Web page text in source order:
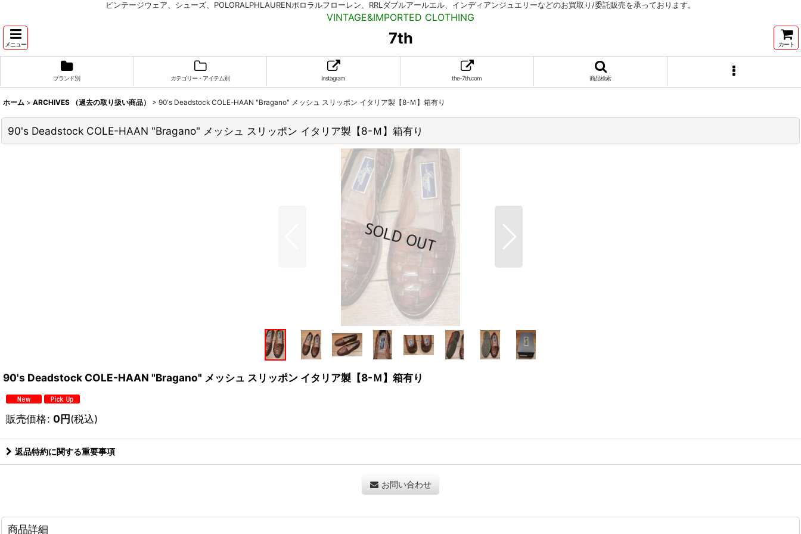
ビンテージウェア、シューズ、POLORALPHLAURENポロラルフローレン、RRLダブルアールエル、インディアンジュエリーなどのお買取り/委託販売を承っております。
VINTAGE&IMPORTED CLOTHING
メニュー 7th カート
ブランド別 カテゴリー・アイテム別 Instagram the-7th.com 商品検索
ホーム > ARCHIVES （過去の取り扱い商品） > 90's Deadstock COLE-HAAN "Bragano" メッシュ スリッポン イタリア製【8-Ｍ】箱有り
90's Deadstock COLE-HAAN "Bragano" メッシュ スリッポン イタリア製【8-Ｍ】箱有り
90's Deadstock COLE-HAAN "Bragano" メッシュ スリッポン イタリア製【8-Ｍ】箱有り
販売価格: 0円(税込)
返品特約に関する重要事項
お問い合わせ
商品詳細